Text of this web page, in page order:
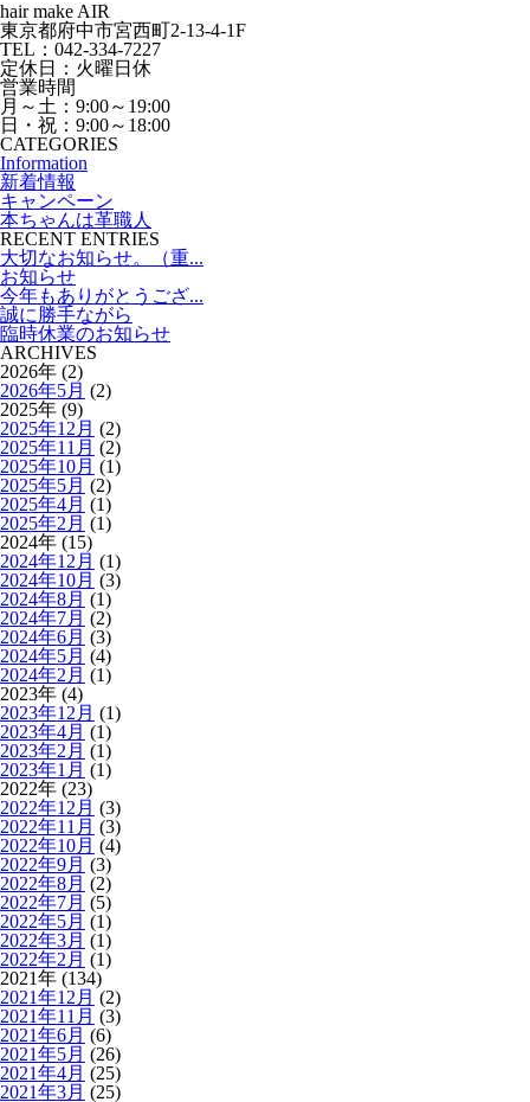
hair make AIR
東京都府中市宮西町2-13-4-1F
TEL：042-334-7227
定休日：火曜日休
営業時間
月～土：9:00～19:00
日・祝：9:00～18:00
CATEGORIES
Information
新着情報
キャンペーン
本ちゃんは革職人
RECENT ENTRIES
大切なお知らせ。（重...
お知らせ
今年もありがとうござ...
誠に勝手ながら
臨時休業のお知らせ
ARCHIVES
2026年 (2)
2026年5月 (2)
2025年 (9)
2025年12月 (2)
2025年11月 (2)
2025年10月 (1)
2025年5月 (2)
2025年4月 (1)
2025年2月 (1)
2024年 (15)
2024年12月 (1)
2024年10月 (3)
2024年8月 (1)
2024年7月 (2)
2024年6月 (3)
2024年5月 (4)
2024年2月 (1)
2023年 (4)
2023年12月 (1)
2023年4月 (1)
2023年2月 (1)
2023年1月 (1)
2022年 (23)
2022年12月 (3)
2022年11月 (3)
2022年10月 (4)
2022年9月 (3)
2022年8月 (2)
2022年7月 (5)
2022年5月 (1)
2022年3月 (1)
2022年2月 (1)
2021年 (134)
2021年12月 (2)
2021年11月 (3)
2021年6月 (6)
2021年5月 (26)
2021年4月 (25)
2021年3月 (25)